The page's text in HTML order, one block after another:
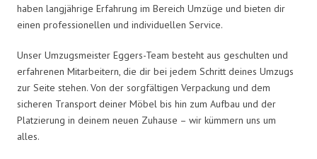
haben langjährige Erfahrung im Bereich Umzüge und bieten dir
einen professionellen und individuellen Service.
Unser Umzugsmeister Eggers-Team besteht aus geschulten und
erfahrenen Mitarbeitern, die dir bei jedem Schritt deines Umzugs
zur Seite stehen. Von der sorgfältigen Verpackung und dem
sicheren Transport deiner Möbel bis hin zum Aufbau und der
Platzierung in deinem neuen Zuhause – wir kümmern uns um
alles.